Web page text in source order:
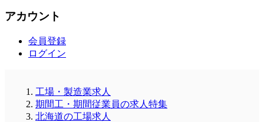
アカウント
会員登録
ログイン
工場・製造業求人
期間工・期間従業員の求人特集
北海道の工場求人